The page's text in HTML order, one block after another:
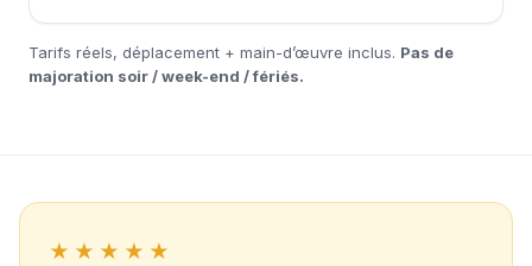
Tarifs réels, déplacement + main-d’œuvre inclus. Pas de
majoration soir / week-end / fériés.
★★★★★